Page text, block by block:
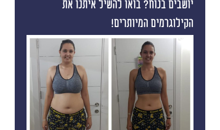
יושבים בנוח? בואו להשיל איתנו את
הקילוגרמים המיותרים!